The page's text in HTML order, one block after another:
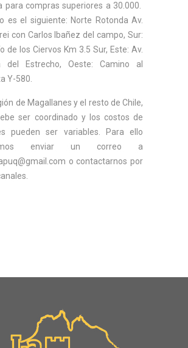
para compras superiores a 30.000.
es el siguiente: Norte Rotonda Av.
con Carlos Ibañez del campo, Sur:
de los Ciervos Km 3.5 Sur, Este: Av.
del Estrecho, Oeste: Camino al
Y-580.
de Magallanes y el resto de Chile,
ser coordinado y los costos de
pueden ser variables. Para ello
enviar un correo a
o contactarnos por